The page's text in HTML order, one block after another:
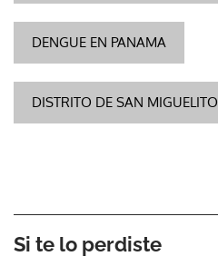
DENGUE EN PANAMA
DISTRITO DE SAN MIGUELITO
Si te lo perdiste